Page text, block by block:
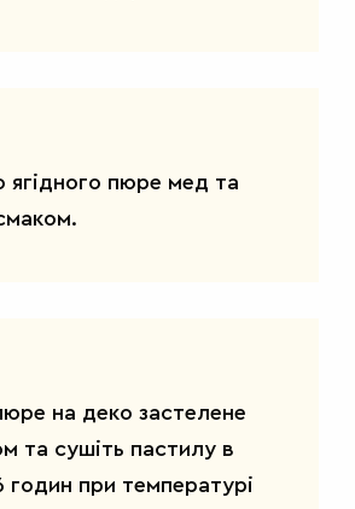
ягідного пюре мед та
на деко застелене
та сушіть пастилу в
годин при температурі